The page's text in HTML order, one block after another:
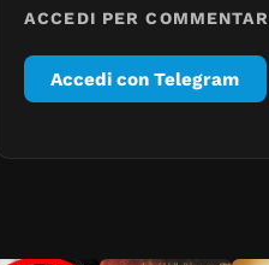
ACCEDI PER
Accedi con Telegram